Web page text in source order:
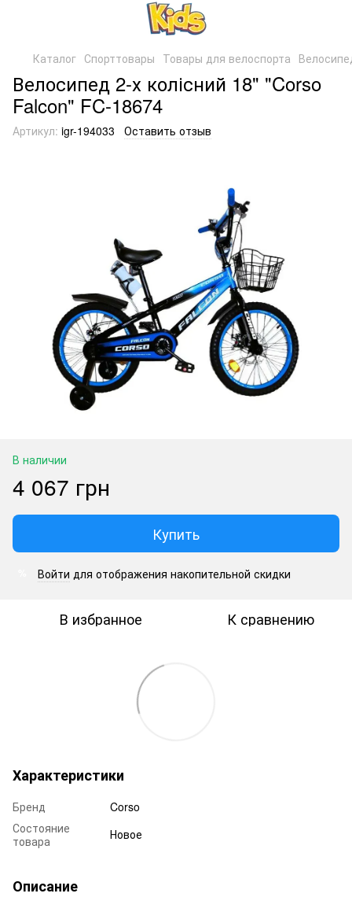
Каталог Спорттовары Товары для велоспорта
Велосипед 2-х колісний 18" "Corso
Falcon" FC-18674
Артикул: igr-194033 Оставить отзыв
В наличии
4 067 грн
Купить
Войти для отображения накопительной скидки
В избранное К сравнению
Характеристики
Бренд
Corso
Состояние
товара
Новое
Описание